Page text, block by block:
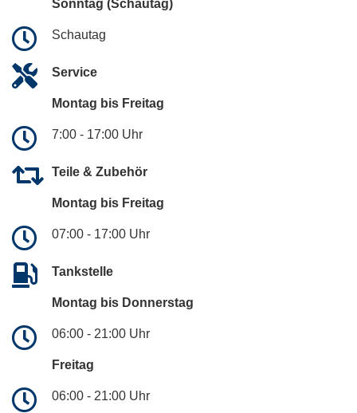
Sonntag (Schautag)
Schautag
Service
Montag bis Freitag
7:00 - 17:00 Uhr
Teile & Zubehör
Montag bis Freitag
07:00 - 17:00 Uhr
Tankstelle
Montag bis Donnerstag
06:00 - 21:00 Uhr
Freitag
06:00 - 21:00 Uhr